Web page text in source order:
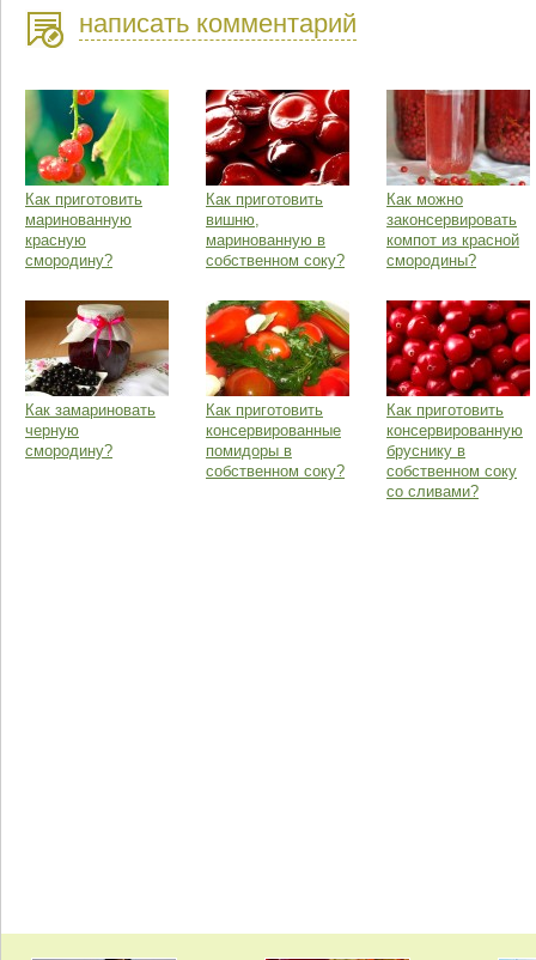
написать комментарий
Как приготовить
маринованную
красную
смородину?
Как приготовить
вишню,
маринованную в
собственном соку?
Как можно
законсервировать
компот из красной
смородины?
Как замариновать
черную
смородину?
Как приготовить
консервированные
помидоры в
собственном соку?
Как приготовить
консервированную
бруснику в
собственном соку
со сливами?